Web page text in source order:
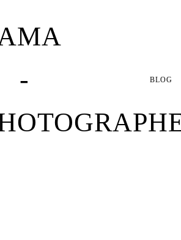
BLOG
Impressum